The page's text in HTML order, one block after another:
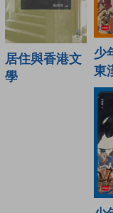
居住與香港文
學
少
東